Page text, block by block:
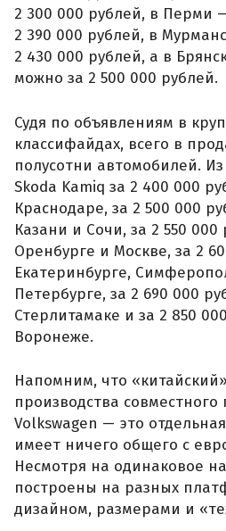
2 300 000 рублей, в Перми
2 390 000 рублей, в
2 430 000 рублей, а в
можно за 2 500 000 рублей.
Судя по объявлениям в
классифайдах, всего в
полусотни автомобилей.
Skoda Kamiq за 2 400 000
Краснодаре, за 2 500 000
Казани и Сочи, за 2 550
Оренбурге и Москве, за 2
Екатеринбурге,
Петербурге, за 2 690 000
Стерлитамаке и за 2 850
Воронеже.
Напомним, что
производства совместного
Volkswagen — это
имеет ничего общего с
Несмотря на одинаковое
построены на разных
дизайном, размерами и